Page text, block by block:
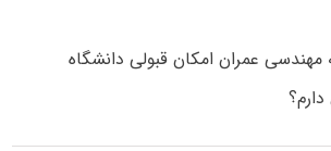
رتبه ۲۱۴۷رشته مهندسی عمران امکان قبولی دانشگاه